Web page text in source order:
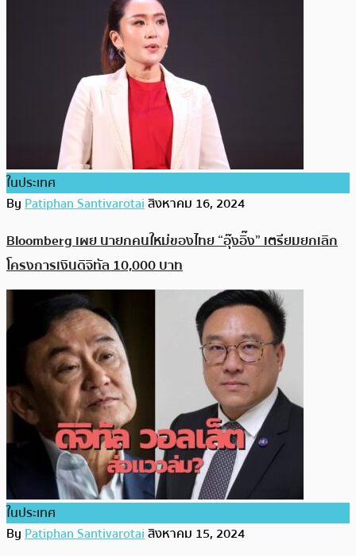
ในประเทศ
ByPatiphan Santivarotaiสิงหาคม 16, 2024
Bloomberg เผย นายกคนใหม่ของไทย “อุ๊งอิ๊ง” เตรียมยกเลิก
โครงการเงินดิจิทัล 10,000 บาท
ในประเทศ
ByPatiphan Santivarotaiสิงหาคม 15, 2024